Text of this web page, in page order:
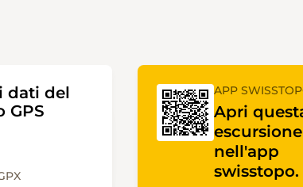
dati del
GPS
APP
Apri
escursione
nell'app
swisstopo.